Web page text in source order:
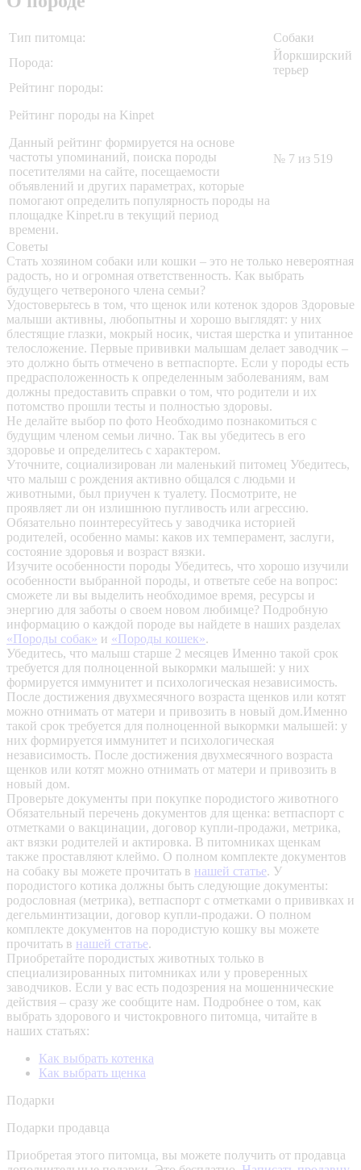
Тип питомца:
Собаки
Порода:
Йоркширский
терьер
Рейтинг породы:
Рейтинг породы на Kinpet
Данный рейтинг формируется на основе
частоты упоминаний, поиска породы
посетителями на сайте, посещаемости
объявлений и других параметрах, которые
помогают определить популярность породы на
площадке Kinpet.ru в текущий период
времени.
№ 7 из 519
Советы
Стать хозяином собаки или кошки – это не только невероятная
радость, но и огромная ответственность. Как выбрать
будущего четвероного члена семьи?
Удостоверьтесь в том, что щенок или котенок здоров Здоровые
малыши активны, любопытны и хорошо выглядят: у них
блестящие глазки, мокрый носик, чистая шерстка и упитанное
телосложение. Первые прививки малышам делает заводчик –
это должно быть отмечено в ветпаспорте. Если у породы есть
предрасположенность к определенным заболеваниям, вам
должны предоставить справки о том, что родители и их
потомство прошли тесты и полностью здоровы.
Не делайте выбор по фото Необходимо познакомиться с
будущим членом семьи лично. Так вы убедитесь в его
здоровье и определитесь с характером.
Уточните, социализирован ли маленький питомец Убедитесь,
что малыш с рождения активно общался с людьми и
животными, был приучен к туалету. Посмотрите, не
проявляет ли он излишнюю пугливость или агрессию.
Обязательно поинтересуйтесь у заводчика историей
родителей, особенно мамы: каков их темперамент, заслуги,
состояние здоровья и возраст вязки.
Изучите особенности породы Убедитесь, что хорошо изучили
особенности выбранной породы, и ответьте себе на вопрос:
сможете ли вы выделить необходимое время, ресурсы и
энергию для заботы о своем новом любимце? Подробную
информацию о каждой породе вы найдете в наших разделах
«Породы собак» и «Породы кошек».
Убедитесь, что малыш старше 2 месяцев Именно такой срок
требуется для полноценной выкормки малышей: у них
формируется иммунитет и психологическая независимость.
После достижения двухмесячного возраста щенков или котят
можно отнимать от матери и привозить в новый дом.Именно
такой срок требуется для полноценной выкормки малышей: у
них формируется иммунитет и психологическая
независимость. После достижения двухмесячного возраста
щенков или котят можно отнимать от матери и привозить в
новый дом.
Проверьте документы при покупке породистого животного
Обязательный перечень документов для щенка: ветпаспорт с
отметками о вакцинации, договор купли-продажи, метрика,
акт вязки родителей и актировка. В питомниках щенкам
также проставляют клеймо. О полном комплекте документов
на собаку вы можете прочитать в нашей статье. У
породистого котика должны быть следующие документы:
родословная (метрика), ветпаспорт с отметками о прививках и
дегельминтизации, договор купли-продажи. О полном
комплекте документов на породистую кошку вы можете
прочитать в нашей статье.
Приобретайте породистых животных только в
специализированных питомниках или у проверенных
заводчиков. Если у вас есть подозрения на мошеннические
действия – сразу же сообщите нам. Подробнее о том, как
выбрать здорового и чистокровного питомца, читайте в
наших статьях:
Как выбрать котенка
Как выбрать щенка
Подарки
Подарки продавца
Приобретая этого питомца, вы можете получить от продавца